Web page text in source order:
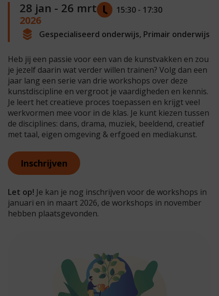
28 jan - 26 mrt
2026
15:30 - 17:30
Gespecialiseerd onderwijs, Primair onderwijs
Heb jij een passie voor een van de kunstvakken en zou
je jezelf daarin wat verder willen trainen? Volg dan een
jaar lang een serie van drie workshops over deze
kunstdiscipline en vergroot je vaardigheden en kennis.
Je leert het creatieve proces toepassen en krijgt veel
werkvormen mee voor in de klas. Je kunt kiezen tussen
de disciplines: dans, drama, muziek, beeldend, creatief
met taal, eigen omgeving & erfgoed en mediakunst.
Inschrijven
Let op! Je kan je nog inschrijven voor de workshops in
januari en in maart 2026, de workshops in november
hebben plaatsgevonden.